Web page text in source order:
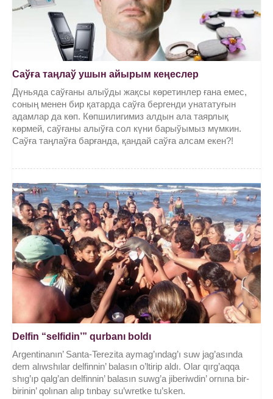
Саўға таңлаў ушын айырым кеңеслер
Дүньяда саўғаны алыўды жақсы көретинлер ғана емес,
соның менен бир қатарда саўға бергенди унататуғын
адамлар да көп. Көпшилигимиз алдын ала таярлық
көрмей, саўғаны алыўға сол күни барыўымыз мүмкин.
Саўға таңлаўға барғанда, қандай саўға алсам екен?!
Delfin “selfidin’” qurbanı boldı
Argentinanın’ Santa-Terezita aymag’ındag’ı suw jag’asında
dem alıwshılar delfinnin’ balasın o’ltirip aldı. Olar qırg’aqqa
shıg’ıp qalg’an delfinnin’ balasın suwg’a jiberiwdin’ ornına bir-
birinin’ qolınan alıp tınbay su’wretke tu’sken.